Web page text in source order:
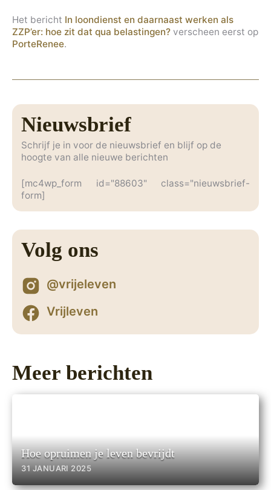
Het bericht In loondienst en daarnaast werken als
ZZP’er: hoe zit dat qua belastingen? verscheen eerst op
PorteRenee.
Nieuwsbrief
Schrijf je in voor de nieuwsbrief en blijf op de
hoogte van alle nieuwe berichten
[mc4wp_form id="88603" class="nieuwsbrief-
form]
Volg ons
@vrijeleven
Vrijleven
Meer berichten
Hoe opruimen je leven bevrijdt
31 JANUARI 2025